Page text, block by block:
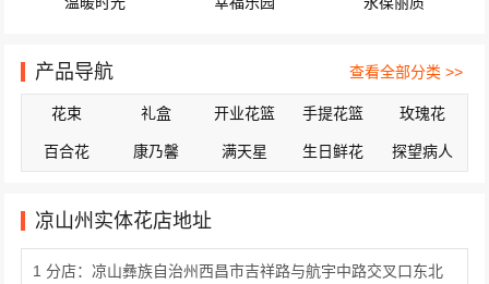
产品导航 查看全部分类 >>
花束 礼盒 开业花篮 手提花篮 玫瑰花
百合花 康乃馨 满天星 生日鲜花 探望病人
凉山州实体花店地址
1 分店：凉山彝族自治州西昌市吉祥路与航宇中路交叉口东北